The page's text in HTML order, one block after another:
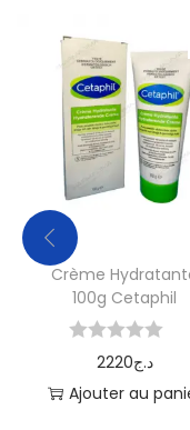
Crème
100g Cetaphil
2220د.ج
Ajouter au